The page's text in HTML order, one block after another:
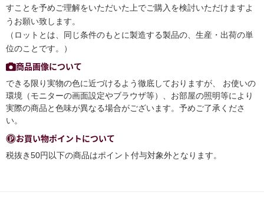
すことを予めご理解をいただいた上でご購入を検討いただけますよ
うお願い致します。
（ロットとは、同じ条件のもとに製造する製品の、生産・出荷の単
位のことです。）
商品画像について
できる限り実物の色に近づけるよう徹底しておりますが、 お使いの
環境（モニターの画面設定やブラウザ等）、お部屋の照明等により
実際の商品と色味が異なる場合がございます。予めご了承くださ
い。
お買い物ポイントについて
税抜き50円以下の商品はポイント付与対象外となります。